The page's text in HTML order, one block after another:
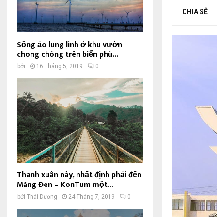
CHIA SẺ
Sống ảo lung linh ở khu vườn
chong chóng trên biển phù...
bởi 16 Tháng 5, 2019 0
Thanh xuân này, nhất định phải đến
Măng Đen – KonTum một...
bởi Thái Dương 24 Tháng 7, 2019 0